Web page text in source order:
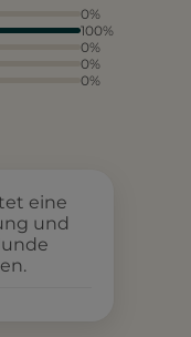
0%
100%
0%
0%
0%
eine
und